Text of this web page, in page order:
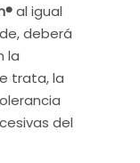
al igual
deberá
la
trata, la
del